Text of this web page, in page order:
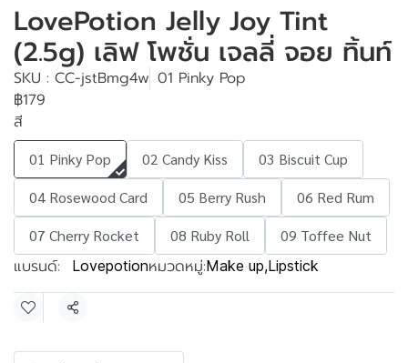
LovePotion Jelly Joy Tint
(2.5g) เลิฟ โพชั่น เจลลี่ จอย ทิ้นท์
SKU : CC-jstBmg4w 01 Pinky Pop
฿179
สี
01 Pinky Pop 02 Candy Kiss
03 Biscuit Cup
04 Rosewood Card
05 Berry Rush
06 Red Rum
07 Cherry Rocket
08 Ruby Roll 09 Toffee Nut
แบรนด์: Lovepotionหมวดหมู่:Make up,Lipstick
แชร์